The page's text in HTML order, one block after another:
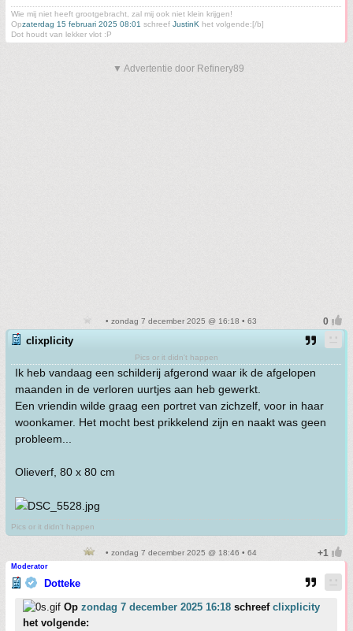
Wie mij niet heeft grootgebracht, zal mij ook niet klein krijgen!
Opzaterdag 15 februari 2025 08:01 schreef JustinK het volgende:[/b]
Dot houdt van lekker vlot :P
▼ Advertentie door Refinery89
• zondag 7 december 2025 @ 16:18 • 63
clixplicity
Pics or it didn't happen
Ik heb vandaag een schilderij afgerond waar ik de afgelopen
maanden in de verloren uurtjes aan heb gewerkt.
Een vriendin wilde graag een portret van zichzelf, voor in haar
woonkamer. Het mocht best prikkelend zijn en naakt was geen
probleem...
Olieverf, 80 x 80 cm
Pics or it didn't happen
• zondag 7 december 2025 @ 18:46 • 64
Moderator
Dotteke
Op zondag 7 december 2025 16:18 schreef clixplicity
het volgende: